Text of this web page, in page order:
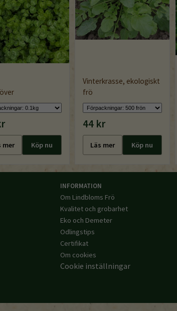
mer Köp nu
Vinterkrasse, ekologiskt
frö
44 kr
Läs mer Köp nu
INFORMATION
Om Lindbloms Frö
Kvalitet och grobarhet
Eko och Demeter
Odlingstips
Certifikat
Om cookies
Cookie inställningar